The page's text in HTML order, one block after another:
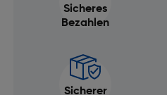
Sicheres
Bezahlen
Sicherer